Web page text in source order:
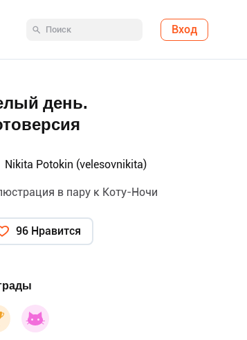
Вход
день.
Nikita Potokin (velesovnikita)
в пару к Коту-Ночи
96 Нравится